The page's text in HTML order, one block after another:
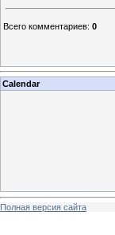
Всего комментариев: 0
Calendar
Полная версия сайта